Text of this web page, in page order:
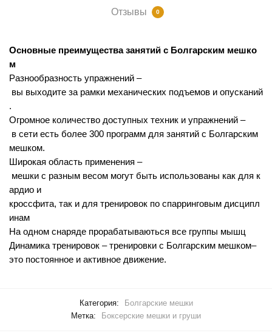
Отзывы
0
Основные преимущества занятий с Болгарским мешко
м
Разнообразность упражнений –
вы выходите за рамки механических подъемов и опусканий
.
Огромное количество доступных техник и упражнений –
в сети есть более 300 программ для занятий с Болгарским
мешком.
Широкая область применения –
мешки с разным весом могут быть использованы как для к
ардио и
кроссфита, так и для тренировок по спарринговым дисципл
инам
На одном снаряде прорабатываються все группы мышц
Динамика тренировок –тренировки с Болгарским мешком–
это постоянное и активное движение.
Категория:
Болгарские мешки
Метка:
Боксерские мешки и груши